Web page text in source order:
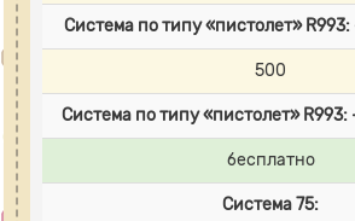
Система по типу «пистолет»
500
Система по типу «пистолет» R993:
бесплатно
Система 75: